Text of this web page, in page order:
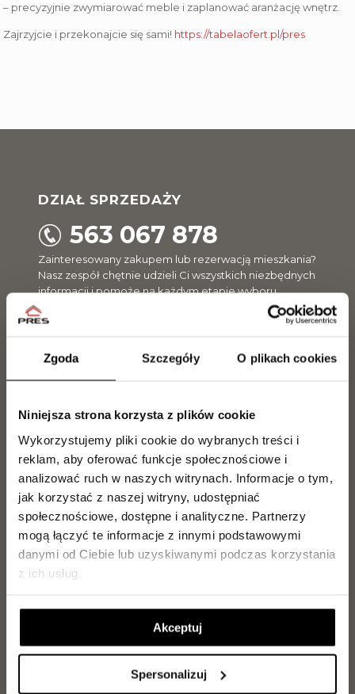
Zgoda Szczegóły O plikach cookies
Niniejsza strona korzysta z plików cookie
Wykorzystujemy pliki cookie do wybranych treści i
reklam, aby oferować funkcje społecznościowe i
analizować ruch w naszych witrynach. Informacje o tym,
jak korzystać z naszej witryny, udostępniać
społecznościowe, dostępne i analityczne. Partnerzy
mogą łączyć te informacje z innymi podstawowymi
danymi od Ciebie lub uzyskiwanymi podczas korzystania
z ich usług.
Akceptuj
Spersonalizuj
– precyzyjnie zwymiarować meble i zaplanować aranżację wnętrz.
Zajrzyjcie i przekonajcie się sami! https://tabelaofert.pl/pres
DZIAŁ SPRZEDAŻY
563 067 878
Zainteresowany zakupem lub rezerwacją mieszkania?
Nasz zespół chętnie udzieli Ci wszystkich niezbędnych
informacji i pomoże na każdym etapie wyboru
mieszkania.
Paweł Ritter
Sławomir Malinowski
Tel.729 142 898
s.malinowski@pres.com.pl
Magdalena Olszewska
504 099 770
m.olszewska@pres.com.pl
889 889 056
j.makowiecki@pres.com.pl